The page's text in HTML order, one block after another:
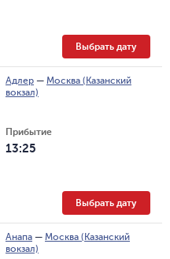
Выбрать дату
Адлер — Москва (Казанский
вокзал)
Прибытие
13:25
Выбрать дату
Анапа — Москва (Казанский
вокзал)